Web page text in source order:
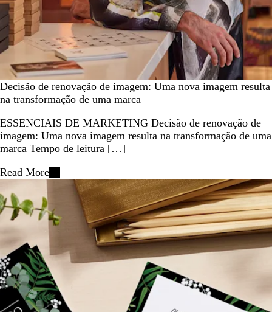
Decisão de renovação de imagem: Uma nova imagem resulta
na transformação de uma marca
ESSENCIAIS DE MARKETING Decisão de renovação de
imagem: Uma nova imagem resulta na transformação de uma
marca Tempo de leitura […]
Read More